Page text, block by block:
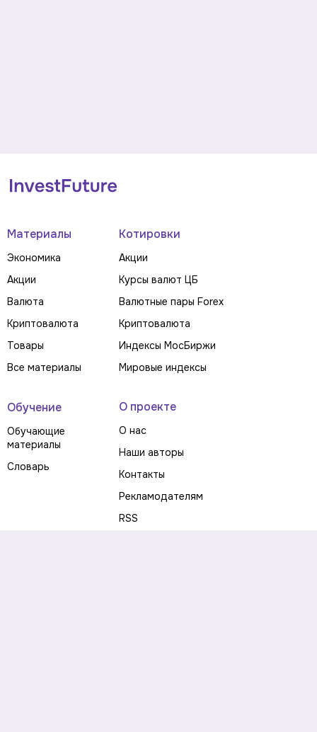
Материалы
Экономика
Акции
Валюта
Криптовалюта
Товары
Все материалы
Котировки
Акции
Курсы валют ЦБ
Валютные пары Forex
Криптовалюта
Индексы МосБиржи
Мировые индексы
Обучение
Обучающие
материалы
Словарь
О проекте
О нас
Наши авторы
Контакты
Рекламодателям
RSS